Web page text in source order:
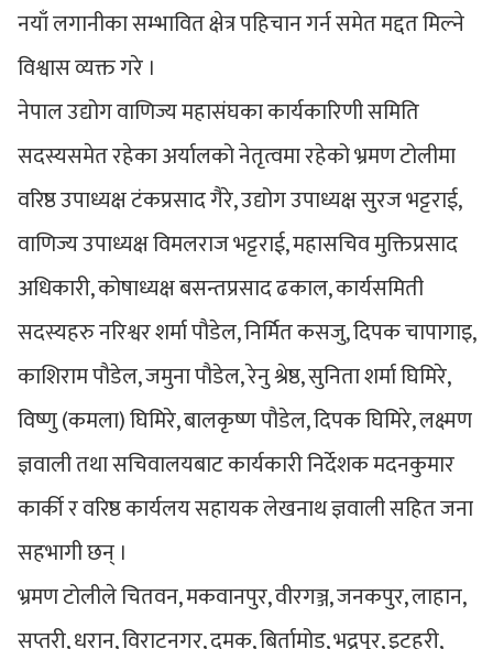
नयाँ लगानीका सम्भावित क्षेत्र पहिचान गर्न समेत मद्दत मिल्ने
विश्वास व्यक्त गरे ।
नेपाल उद्योग वाणिज्य महासंघका कार्यकारिणी समिति
सदस्यसमेत रहेका अर्यालको नेतृत्वमा रहेको भ्रमण टोलीमा
वरिष्ठ उपाध्यक्ष टंकप्रसाद गैरे, उद्योग उपाध्यक्ष सुरज भट्टराई,
वाणिज्य उपाध्यक्ष विमलराज भट्टराई, महासचिव मुक्तिप्रसाद
अधिकारी, कोषाध्यक्ष बसन्तप्रसाद ढकाल, कार्यसमिती
सदस्यहरु नरिश्वर शर्मा पौडेल, निर्मित कसजु, दिपक चापागाइ,
काशिराम पौडेल, जमुना पौडेल, रेनु श्रेष्ठ, सुनिता शर्मा घिमिरे,
विष्णु (कमला) घिमिरे, बालकृष्ण पौडेल, दिपक घिमिरे, लक्ष्मण
ज्ञवाली तथा सचिवालयबाट कार्यकारी निर्देशक मदनकुमार
कार्की र वरिष्ठ कार्यलय सहायक लेखनाथ ज्ञवाली सहित जना
सहभागी छन् ।
भ्रमण टोलीले चितवन, मकवानपुर, वीरगञ्ज, जनकपुर, लाहान,
सप्तरी, धरान, विराटनगर, दमक, बिर्तामोड, भद्रपुर, इटहरी,